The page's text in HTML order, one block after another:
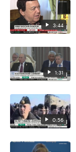
3:44
1:31
0:56